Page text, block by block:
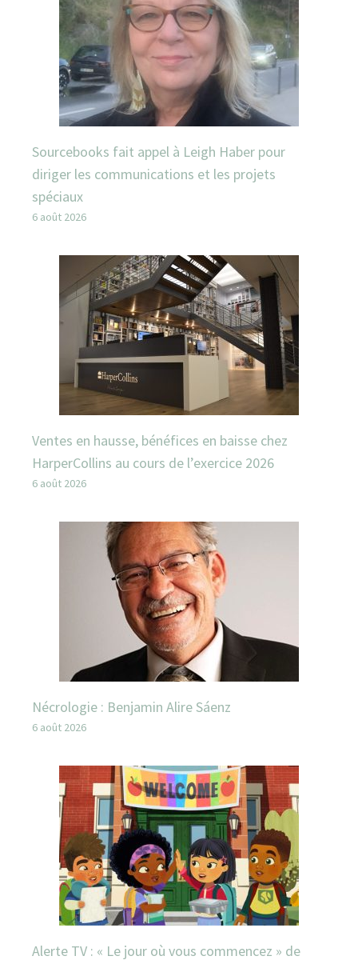
Sourcebooks fait appel à Leigh Haber pour
diriger les communications et les projets
spéciaux
6 août 2026
Ventes en hausse, bénéfices en baisse chez
HarperCollins au cours de l’exercice 2026
6 août 2026
Nécrologie : Benjamin Alire Sáenz
6 août 2026
Alerte TV : « Le jour où vous commencez » de